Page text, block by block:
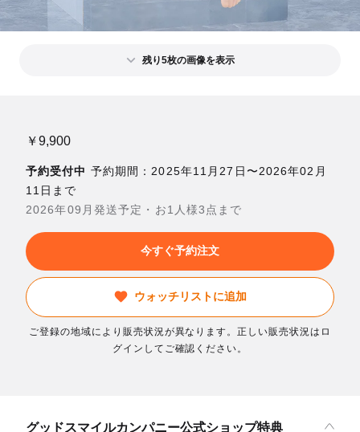
残り5枚の画像を表示
￥9,900
予約受付中 予約期間：2025年11月27日〜2026年02月
11日まで
2026年09月発送予定・お1人様3点まで
今すぐ予約注文
ウォッチリストに追加
ご登録の地域により販売状況が異なります。正しい販売状況はロ
グインしてご確認ください。
グッドスマイルカンパニー公式ショップ特典